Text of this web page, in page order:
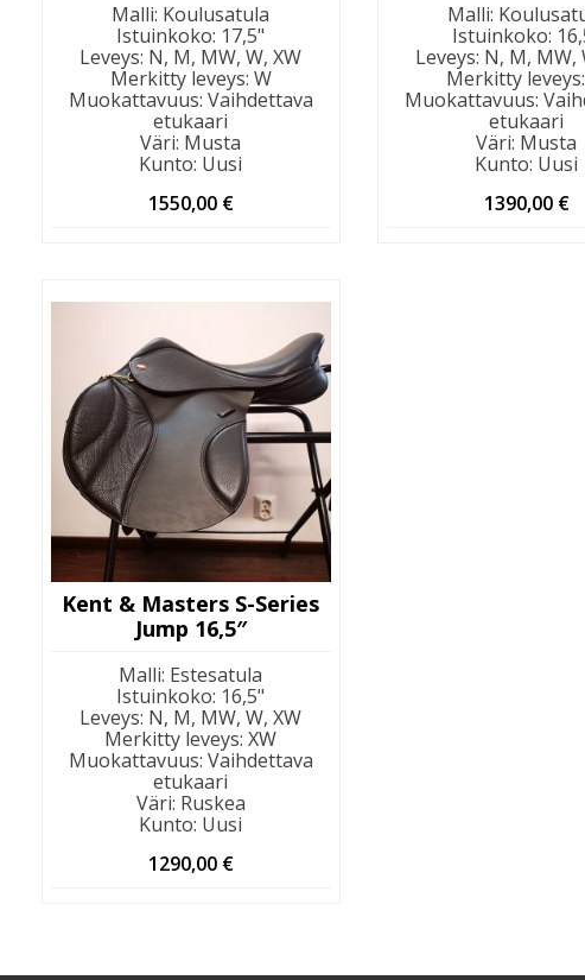
Malli: Koulusatula
Istuinkoko: 17,5"
Leveys: N, M, MW, W, XW
Merkitty leveys: W
Muokattavuus: Vaihdettava
etukaari
Väri: Musta
Kunto: Uusi
1550,00 €
Malli:
Istuinkoko:
Leveys: N, M, MW,
Merkitty leveys:
Muokattavuus:
etukaari
Väri: Musta
Kunto: Uusi
1390,00 €
Kent & Masters S-Series
Jump 16,5″
Malli: Estesatula
Istuinkoko: 16,5"
Leveys: N, M, MW, W, XW
Merkitty leveys:XW
Muokattavuus: Vaihdettava
etukaari
Väri: Ruskea
Kunto: Uusi
1290,00 €